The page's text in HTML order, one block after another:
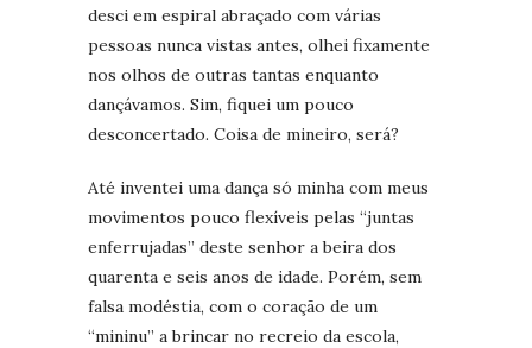
desci em espiral abraçado com várias
pessoas nunca vistas antes, olhei fixamente
nos olhos de outras tantas enquanto
dançávamos. Sim, fiquei um pouco
desconcertado. Coisa de mineiro, será?
Até inventei uma dança só minha com meus
movimentos pouco flexíveis pelas “juntas
enferrujadas” deste senhor a beira dos
quarenta e seis anos de idade. Porém, sem
falsa modéstia, com o coração de um
“mininu” a brincar no recreio da escola,